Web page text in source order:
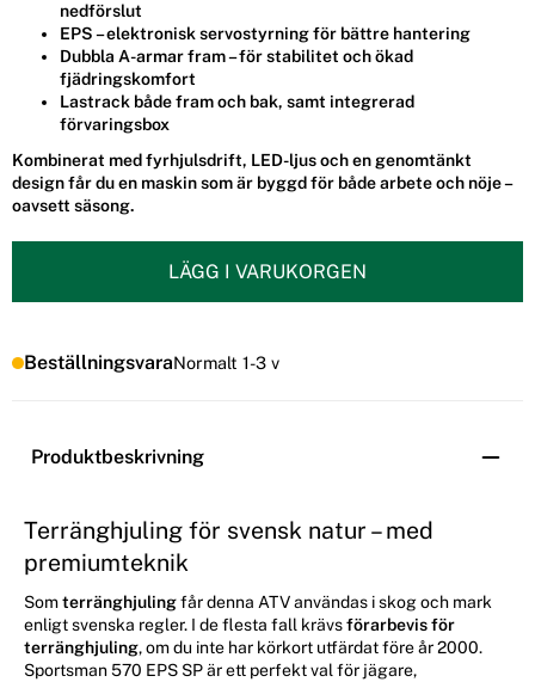
nedförslut
EPS – elektronisk servostyrning för bättre hantering
Dubbla A-armar fram – för stabilitet och ökad
fjädringskomfort
Lastrack både fram och bak, samt integrerad
förvaringsbox
Kombinerat med fyrhjulsdrift, LED-ljus och en genomtänkt
design får du en maskin som är byggd för både arbete och nöje –
oavsett säsong.
LÄGG I VARUKORGEN
BeställningsvaraNormalt 1-3 v
Produktbeskrivning
Terränghjuling för svensk natur – med
premiumteknik
Somterränghjulingfår denna ATV användas i skog och mark
enligt svenska regler. I de flesta fall krävsförarbevis för
terränghjuling, om du inte har körkort utfärdat före år 2000.
Sportsman 570 EPS SP är ett perfekt val för jägare,